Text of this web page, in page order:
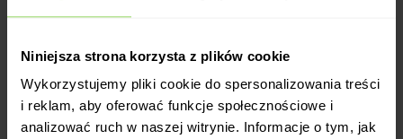
Niniejsza strona korzysta z plików cookie
Wykorzystujemy pliki cookie do spersonalizowania treści
i reklam, aby oferować funkcje społecznościowe i
analizować ruch w naszej witrynie. Informacje o tym, jak